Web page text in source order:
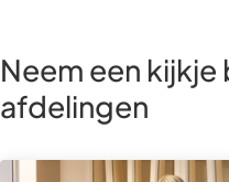
Neem een kijkje
afdelingen